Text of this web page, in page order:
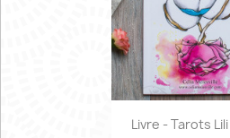
Livre - Tarots Lili